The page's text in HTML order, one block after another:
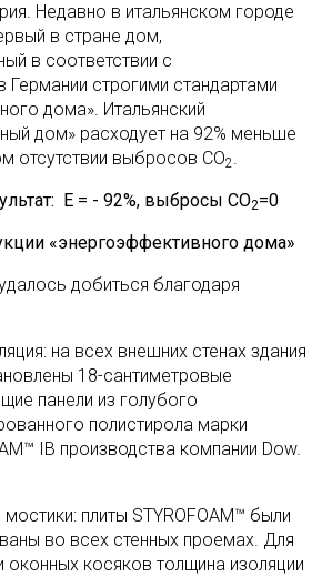
Недавно в итальянском городе
в стране дом,
в соответствии с
Германии строгими стандартами
дома». Итальянский
дом» расходует на 92% меньше
отсутствии выбросов СО2.
Е = - 92%, выбросы СО2=0
«энергоэффективного дома»
добиться благодаря
на всех внешних стенах здания
18-сантиметровые
панели из голубого
полистирола марки
IB производства компании Dow.
плиты STYROFOAM™ были
во всех стенных проемах. Для
оконных косяков толщина изоляции